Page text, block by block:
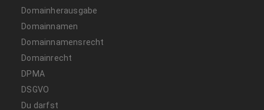
Domainherausgabe
Domainnamen
Domainnamensrecht
Domainrecht
DPMA
DSGVO
Du darfst